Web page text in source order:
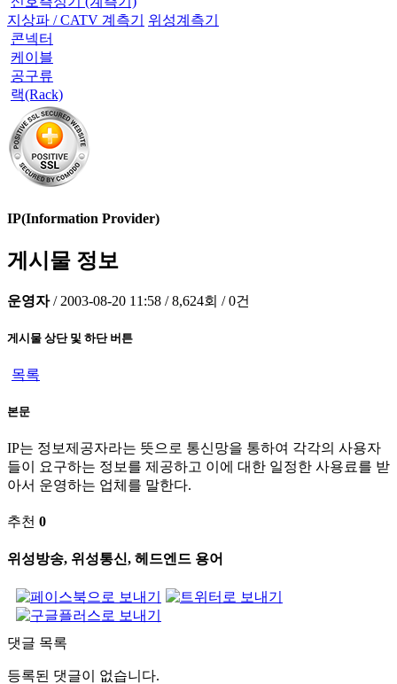
지상파 / CATV 계측기
위성계측기
콘넥터
케이블
공구류
랙(Rack)
IP(Information Provider)
게시물 정보
운영자 / 2003-08-20 11:58 / 8,624회 / 0건
게시물 상단 및 하단 버튼
목록
본문
IP는 정보제공자라는 뜻으로 통신망을 통하여 각각의 사용자
들이 요구하는 정보를 제공하고 이에 대한 일정한 사용료를 받
아서 운영하는 업체를 말한다.
추천 0
위성방송, 위성통신, 헤드엔드 용어
댓글 목록
등록된 댓글이 없습니다.